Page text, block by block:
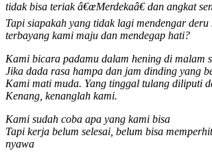
tidak bisa teriak â€œMerdekaâ€ dan angkat
Tapi siapakah yang tidak lagi mendengar deru
terbayang kami maju dan mendegap hati?
Kami bicara padamu dalam hening di malam
Jika dada rasa hampa dan jam dinding yang
Kami mati muda. Yang tinggal tulang diliputi
Kenang, kenanglah kami.
Kami sudah coba apa yang kami bisa
Tapi kerja belum selesai, belum bisa
nyawa